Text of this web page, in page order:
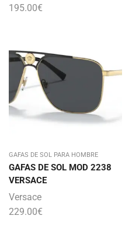
195.00€
GAFAS DE SOL PARA HOMBRE
GAFAS DE SOL MOD 2238
VERSACE
Versace
229.00€